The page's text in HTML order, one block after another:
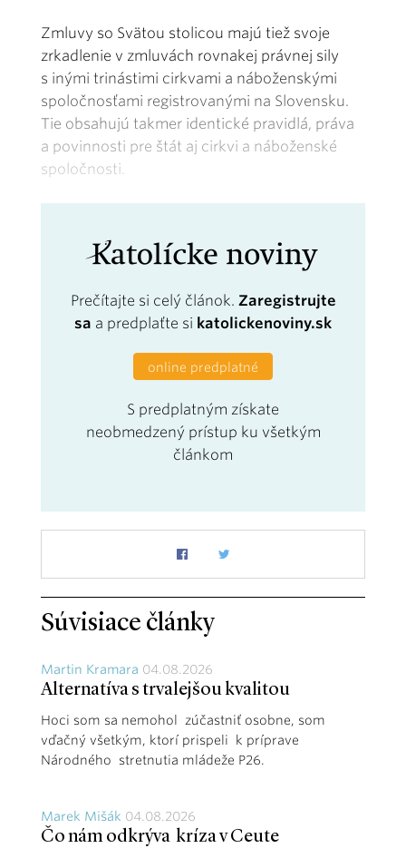
Zmluvy so Svätou stolicou majú tiež svoje
zrkadlenie v zmluvách rovnakej právnej sily
s inými trinástimi cirkvami a náboženskými
spoločnosťami registrovanými na Slovensku.
Tie obsahujú takmer identické pravidlá, práva
a povinnosti pre štát aj cirkvi a náboženské
spoločnosti.
Prečítajte si celý článok. Zaregistrujte
sa a predplaťte si katolickenoviny.sk
online predplatné
S predplatným získate
neobmedzený prístup ku všetkým
článkom
Súvisiace články
Martin Kramara 04.08.2026
Alternatíva s trvalejšou kvalitou
Hoci som sa nemohol zúčastniť osobne, som
vďačný všetkým, ktorí prispeli k príprave
Národného stretnutia mládeže P26.
Marek Mišák 04.08.2026
Čo nám odkrýva kríza v Ceute